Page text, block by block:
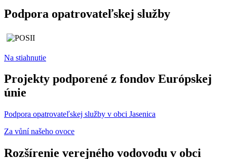
Podpora opatrovateľskej služby
Na stiahnutie
Projekty podporené z fondov Európskej
únie
Podpora opatrovateľskej služby v obci Jasenica
Za vůní našeho ovoce
Rozšírenie verejného vodovodu v obci